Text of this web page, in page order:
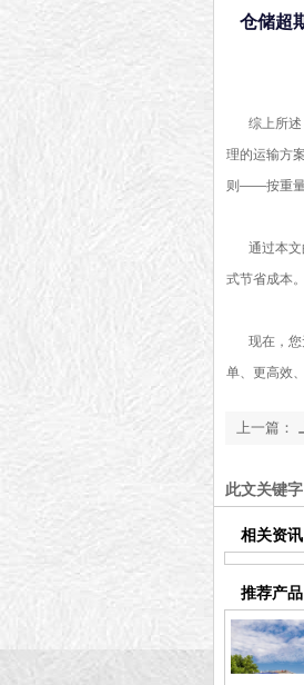
仓储超
综上所述
理的运输方
则——按重量/
通过本文
式节省成本
现在，您
单、更高效
上一篇：
此文关键字
相关资讯
推荐产品